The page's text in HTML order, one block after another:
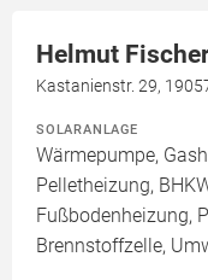
Helmut
Kastanienstr. 29,
SOLARANLAGE
Wärmepumpe,
Pelletheizung,
Fußbodenheizung,
Brennstoffzelle,